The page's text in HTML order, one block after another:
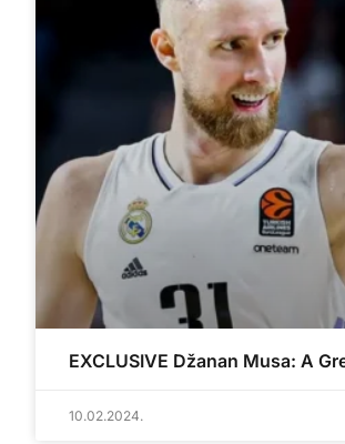
EXCLUSIVE Džanan Musa: A
10.02.2024.